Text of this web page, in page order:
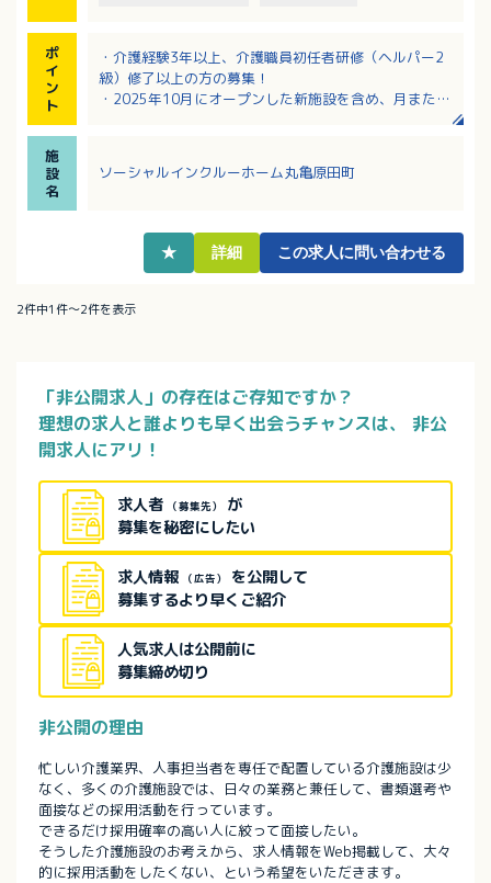
ポ
イ
ン
ト
・介護経験3年以上、介護職員初任者研修（ヘルパー2
級）修了以上の方の募集！
・2025年10月にオープンした新施設を含め、月または
生活支援員より、月収アップ！
・全国展開の株式会社が母体！福利厚生も充実！
施
設
名
ソーシャルインクルーホーム丸亀原田町
★ 詳細 この求人に問い合わせる
2件中1件～2件を表示
「非公開求人」の存在はご存知ですか？
理想の求人と誰よりも早く出会うチャンスは、
非公
開求人にアリ！
求人者 （募集先）
が
募集を秘密にしたい
求人情報 （広告）
を公開して
募集するより早くご紹介
人気求人は公開前に
募集締め切り
非公開の理由
忙しい介護業界、人事担当者を専任で配置している介護施設は少
なく、多くの介護施設では、日々の業務と兼任して、書類選考や
面接などの採用活動を行っています。
できるだけ採用確率の高い人に絞って面接したい。
そうした介護施設のお考えから、求人情報をWeb掲載して、大々
的に採用活動をしたくない、という希望をいただきます。